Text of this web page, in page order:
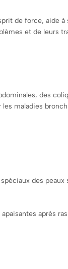
de force, aide
et de leurs
des
maladies
des
après